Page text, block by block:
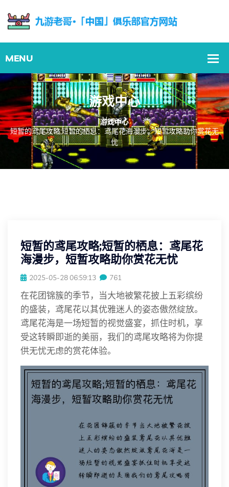
游戏中心
Home
短暂的鸢尾攻略;短暂的栖息：鸢尾花海漫步，短暂攻略助你赏花无
忧
短暂的鸢尾攻略;短暂的栖息：鸢尾花
海漫步，短暂攻略助你赏花无忧
2025-05-28 06:59:13 761
在花团锦簇的季节，当大地被繁花披上五彩缤纷
的盛装，鸢尾花以其优雅迷人的姿态傲然绽放。
鸢尾花海是一场短暂的视觉盛宴，抓住时机，享
受这转瞬即逝的美丽，我们的鸢尾攻略将为你提
供无忧无虑的赏花体验。